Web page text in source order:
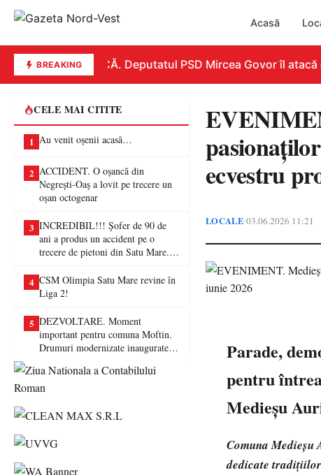
Acasă
BREAKINGREPLICĂ. Deputatul PSD Mircea Govor îl atacă
CELE MAI CITITE
1 Au venit oșenii acasă…
2 ACCIDENT. O oșancă din
Negrești-Oaș a lovit pe trecere un
oșan octogenar
3 INCREDIBIL!!! Șofer de 90 de
ani a produs un accident pe o
trecere de pietoni din Satu Mare. O
4 CSM Olimpia Satu Mare revine în
Liga 2!
5 DEZVOLTARE. Moment
important pentru comuna Moftin.
Drumuri modernizate inaugurate în
ecvestru
LOCALE•03.06.2026 11:21
Parade,
pentru
Medieșu
Comuna Medieșu
dedicate